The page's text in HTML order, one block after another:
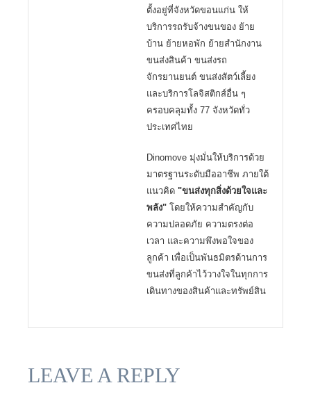
ตั้งอยู่ที่จังหวัดขอนแก่น ให้
บริการรถรับจ้างขนของ ย้าย
บ้าน ย้ายหอพัก ย้ายสำนักงาน
ขนส่งสินค้า ขนส่งรถ
จักรยานยนต์ ขนส่งสัตว์เลี้ยง
และบริการโลจิสติกส์อื่น ๆ
ครอบคลุมทั้ง 77 จังหวัดทั่ว
ประเทศไทย
Dinomove มุ่งมั่นให้บริการด้วย
มาตรฐานระดับมืออาชีพ ภายใต้
แนวคิด "ขนส่งทุกสิ่งด้วยใจและ
พลัง" โดยให้ความสำคัญกับ
ความปลอดภัย ความตรงต่อ
เวลา และความพึงพอใจของ
ลูกค้า เพื่อเป็นพันธมิตรด้านการ
ขนส่งที่ลูกค้าไว้วางใจในทุกการ
เดินทางของสินค้าและทรัพย์สิน
LEAVE A REPLY